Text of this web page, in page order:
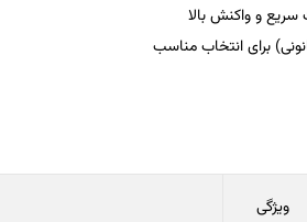
ویژگی